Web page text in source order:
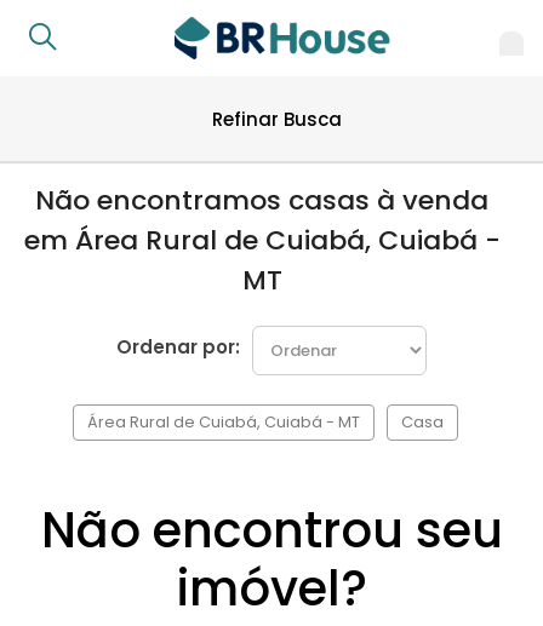
Refinar Busca
Não encontramos casas à venda
em Área Rural de Cuiabá, Cuiabá -
MT
Ordenar por:
Área Rural de Cuiabá, Cuiabá - MT Casa
Não encontrou seu
imóvel?